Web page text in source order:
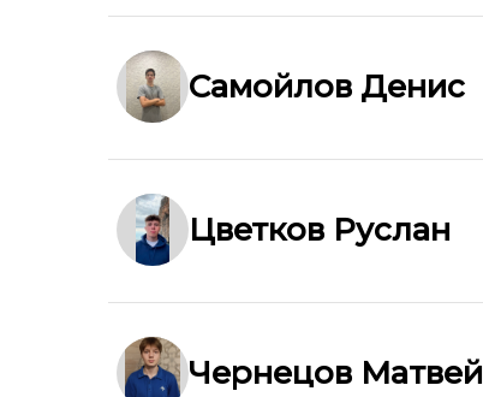
Самойлов Денис
Цветков Руслан
Чернецов Матвей